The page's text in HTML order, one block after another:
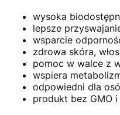
wysoka
lepsze
wsparcie
zdrowa skóra,
pomoc w walce z
wspiera
odpowiedni dla
produkt bez GMO